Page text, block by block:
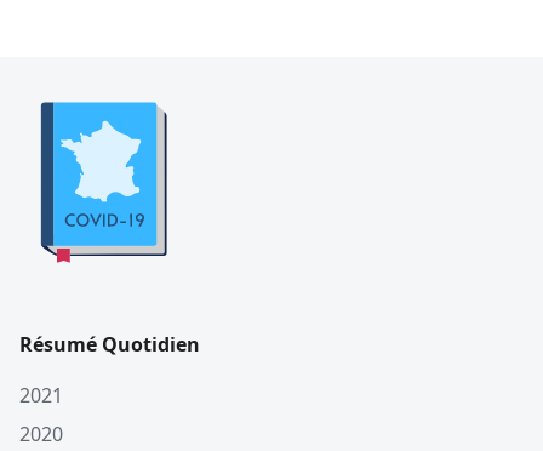
Résumé Quotidien
2021
2020